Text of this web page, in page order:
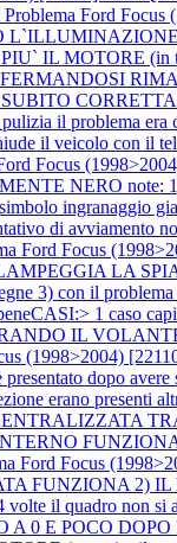
Problema Ford
IL MOTORE (in
il problema era
il veicolo con il
Focus
NERO note:
ingranaggio
di avviamento
Ford Focus
LA
3) con il
1 caso
IL
(1998>2004)
dopo avere
erano presenti
FUNZIONA
Ford Focus
FUNZIONA 2)
il quadro non si
E POCO